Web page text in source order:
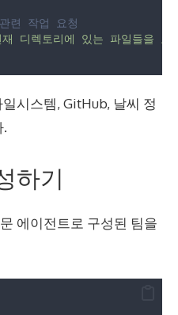
련 작업 요청
재 디렉토리에 있는 파일들을
시스템, GitHub, 날씨 정
.
하기
에이전트로 구성된 팀을